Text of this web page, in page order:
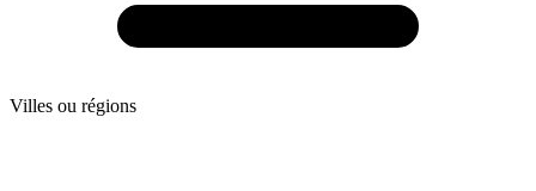
Villes ou régions